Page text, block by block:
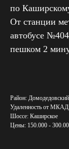
по
От станции
автобусе
пешком 2
Район:
Удаленность от
Шоссе: Каширское
Цены: 150.000 -
Посёлки
Онлайн-подбор
Политика